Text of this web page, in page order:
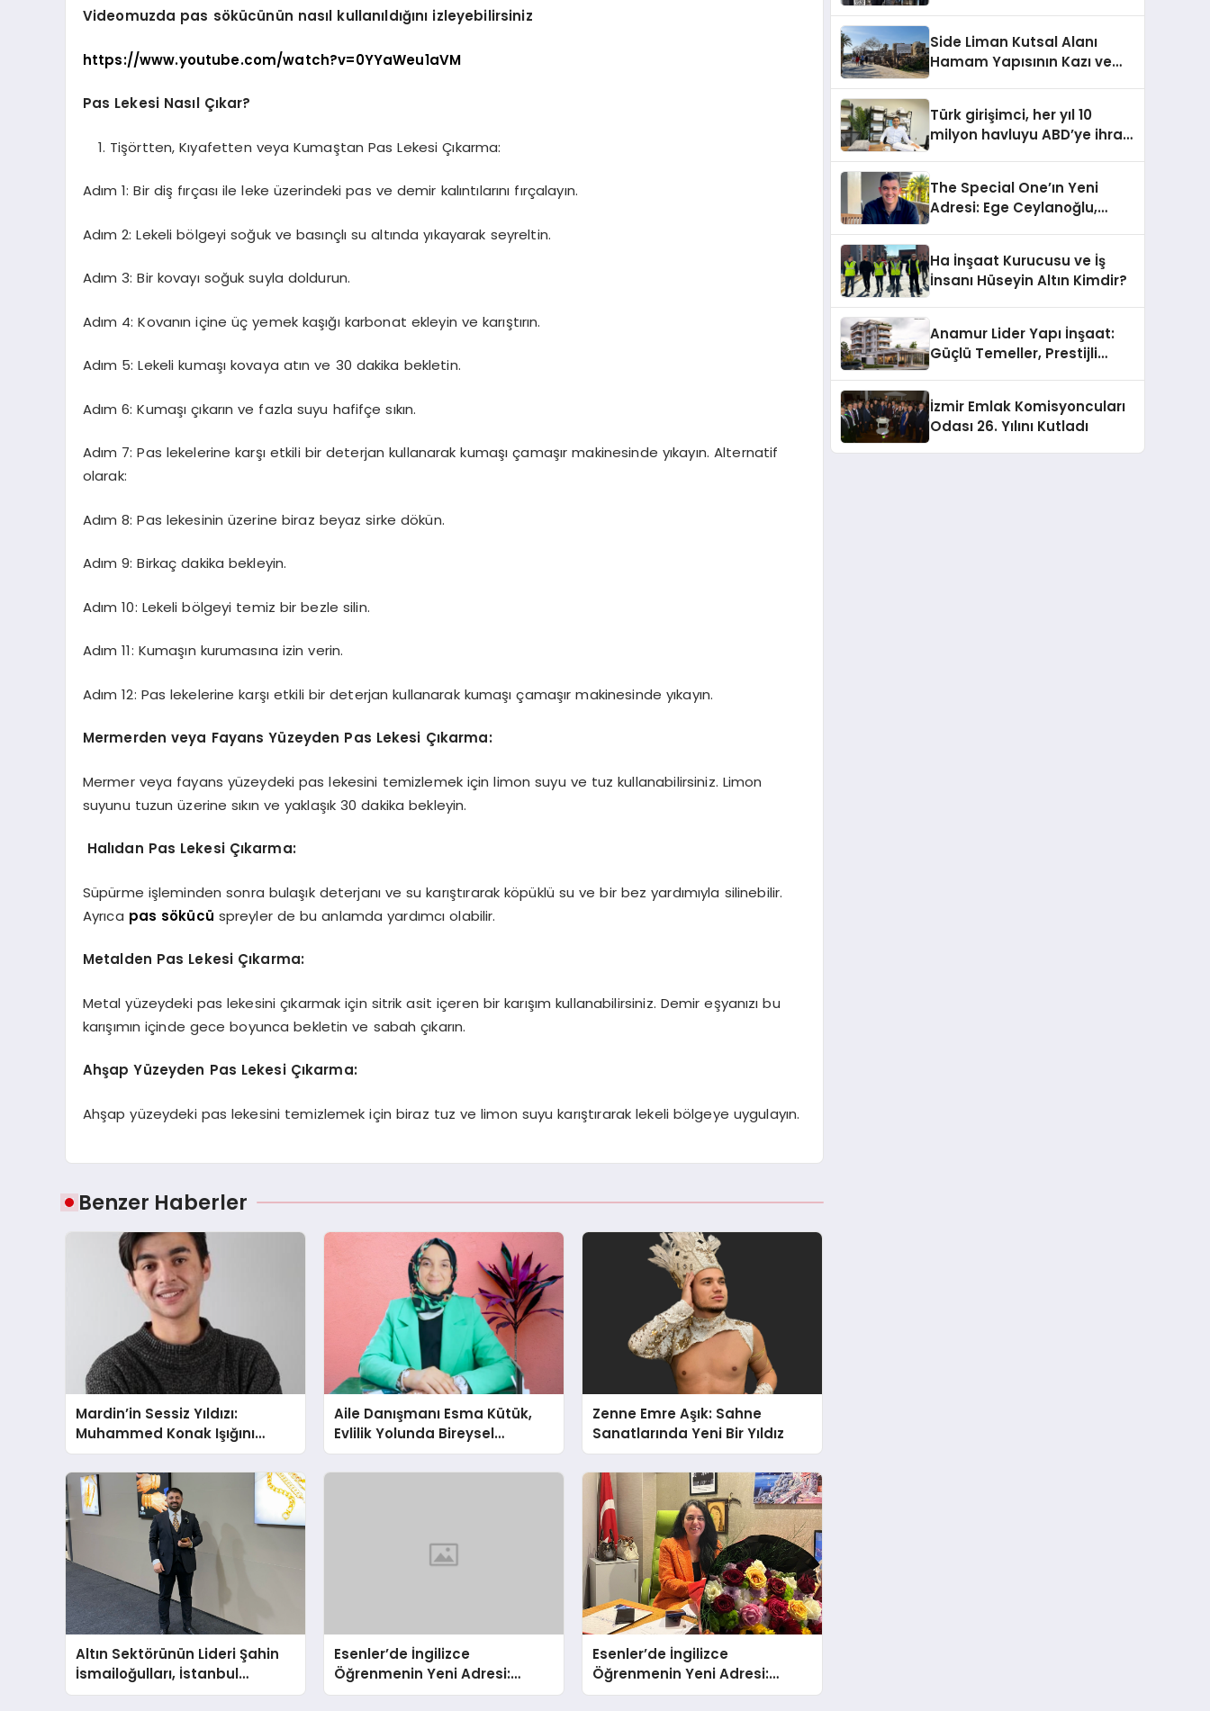
Videomuzda pas sökücünün nasıl kullanıldığını izleyebilirsiniz
https://www.youtube.com/watch?v=0YYaWeu1aVM
Pas Lekesi Nasıl Çıkar?
Tişörtten, Kıyafetten veya Kumaştan Pas Lekesi Çıkarma:
Adım 1: Bir diş fırçası ile leke üzerindeki pas ve demir kalıntılarını fırçalayın.
Adım 2: Lekeli bölgeyi soğuk ve basınçlı su altında yıkayarak seyreltin.
Adım 3: Bir kovayı soğuk suyla doldurun.
Adım 4: Kovanın içine üç yemek kaşığı karbonat ekleyin ve karıştırın.
Adım 5: Lekeli kumaşı kovaya atın ve 30 dakika bekletin.
Adım 6: Kumaşı çıkarın ve fazla suyu hafifçe sıkın.
Adım 7: Pas lekelerine karşı etkili bir deterjan kullanarak kumaşı çamaşır makinesinde yıkayın. Alternatif
olarak:
Adım 8: Pas lekesinin üzerine biraz beyaz sirke dökün.
Adım 9: Birkaç dakika bekleyin.
Adım 10: Lekeli bölgeyi temiz bir bezle silin.
Adım 11: Kumaşın kurumasına izin verin.
Adım 12: Pas lekelerine karşı etkili bir deterjan kullanarak kumaşı çamaşır makinesinde yıkayın.
Mermerden veya Fayans Yüzeyden Pas Lekesi Çıkarma:
Mermer veya fayans yüzeydeki pas lekesini temizlemek için limon suyu ve tuz kullanabilirsiniz. Limon
suyunu tuzun üzerine sıkın ve yaklaşık 30 dakika bekleyin.
Halıdan Pas Lekesi Çıkarma:
Süpürme işleminden sonra bulaşık deterjanı ve su karıştırarak köpüklü su ve bir bez yardımıyla silinebilir.
Ayrıca pas sökücü spreyler de bu anlamda yardımcı olabilir.
Metalden Pas Lekesi Çıkarma:
Metal yüzeydeki pas lekesini çıkarmak için sitrik asit içeren bir karışım kullanabilirsiniz. Demir eşyanızı bu
karışımın içinde gece boyunca bekletin ve sabah çıkarın.
Ahşap Yüzeyden Pas Lekesi Çıkarma:
Ahşap yüzeydeki pas lekesini temizlemek için biraz tuz ve limon suyu karıştırarak lekeli bölgeye uygulayın.
Benzer Haberler
Mardin’in Sessiz Yıldızı:
Muhammed Konak Işığını
Ekranlara Taşıyor
Aile Danışmanı Esma Kütük,
Evlilik Yolunda Bireysel
Farkındalığın ve Sınırların
Gücünü Anlatıyor
Zenne Emre Aşık: Sahne
Sanatlarında Yeni Bir Yıldız
Altın Sektörünün Lideri Şahin
İsmailoğulları, İstanbul
Mücevher Fuarı’nda Parladı ￼
Esenler’de İngilizce
Öğrenmenin Yeni Adresi:
Büyük Açılış Fırsatıyla %20
Esenler’de İngilizce
Öğrenmenin Yeni Adresi:
Büyük Açılış Fırsatıyla %20
Side Liman Kutsal Alanı
Hamam Yapısının Kazı ve
Katkılarıyla Tamamlandı
Türk girişimci, her yıl 10
milyon havluyu ABD’ye ihraç
The Special One’ın Yeni
Adresi: Ege Ceylanoğlu,
Geldi!
Ha İnşaat Kurucusu ve İş
İnsanı Hüseyin Altın Kimdir?
Anamur Lider Yapı İnşaat:
Güçlü Temeller, Prestijli
İzmir Emlak Komisyoncuları
Odası 26. Yılını Kutladı